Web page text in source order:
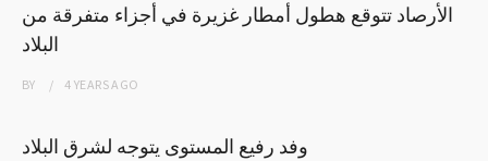
الأرصاد تتوقع هطول أمطار غزيرة في أجزاء متفرقة من
البلاد
BY 4 YEARSAGO
وفد رفيع المستوى يتوجه لشرق البلاد